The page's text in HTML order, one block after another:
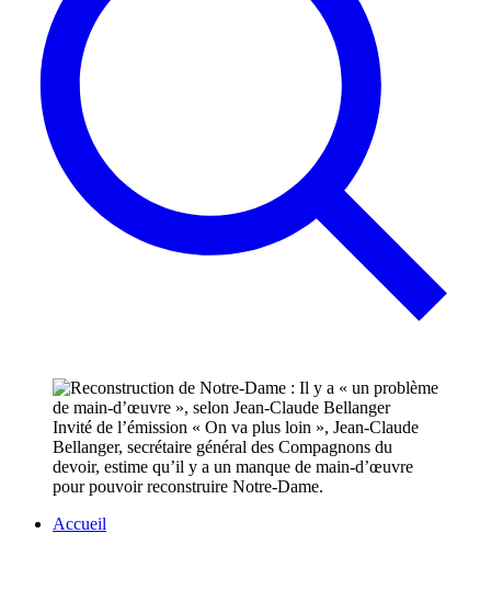
Invité de l’émission « On va plus loin », Jean-Claude
Bellanger, secrétaire général des Compagnons du
devoir, estime qu’il y a un manque de main-d’œuvre
pour pouvoir reconstruire Notre-Dame.
Accueil